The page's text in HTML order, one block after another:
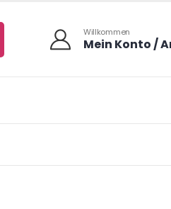
Willkommen
Mein Konto /